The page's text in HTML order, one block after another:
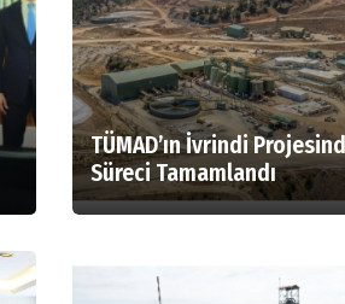
TÜMAD’ın İvrindi
Süreci Tamamlandı